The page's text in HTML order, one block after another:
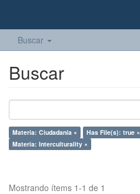
Buscar
Buscar
Materia: Ciudadanía × Has File(s): true ×
Materia: Interculturality ×
Mostrando ítems 1-1 de 1